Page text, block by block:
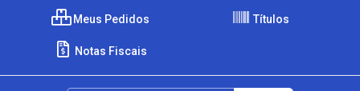
Meus Pedidos Títulos
Notas Fiscais